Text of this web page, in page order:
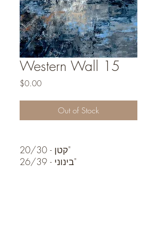
Western Wall 15
$0.00Price
Out of Stock
קטן - 20/30"
בינוני - 26/39"